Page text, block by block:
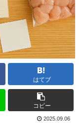
はてブ
コピー
2025.09.06